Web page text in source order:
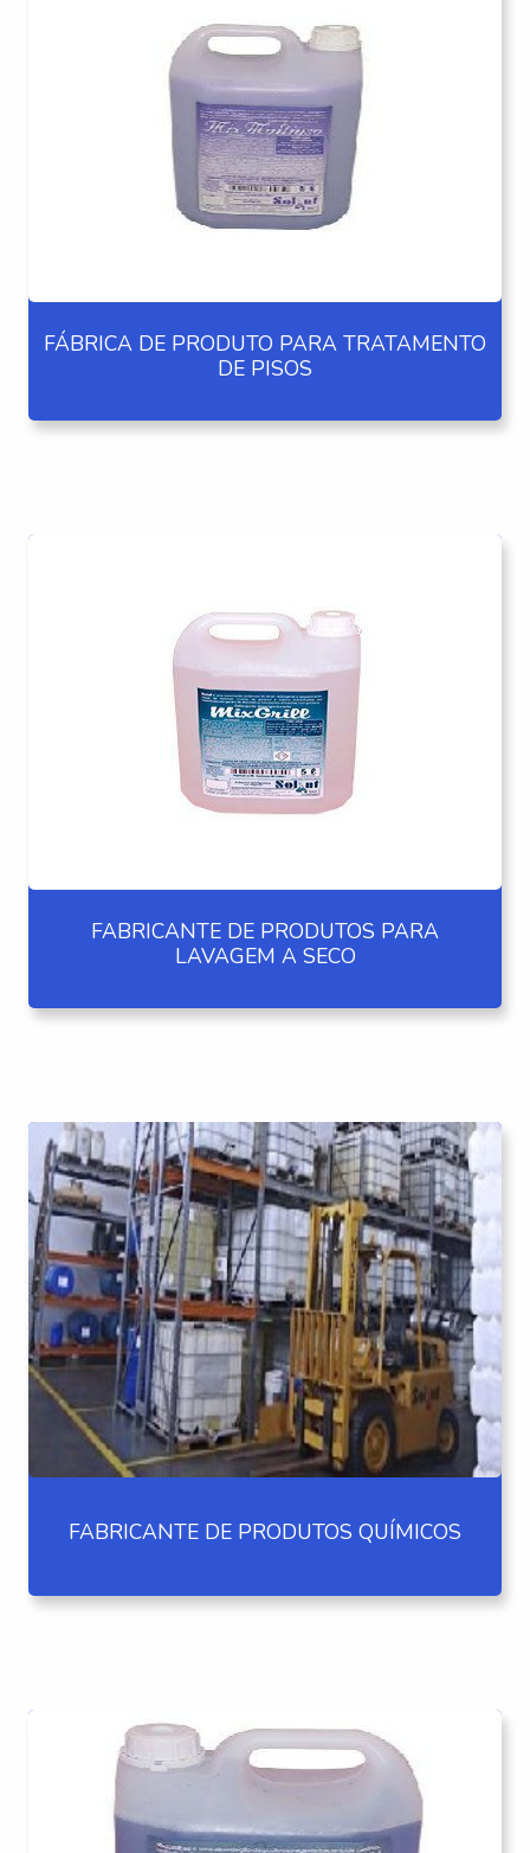
FÁBRICA DE PRODUTO PARA TRATAMENTO
DE PISOS
FABRICANTE DE PRODUTOS PARA
LAVAGEM A SECO
FABRICANTE DE PRODUTOS QUÍMICOS